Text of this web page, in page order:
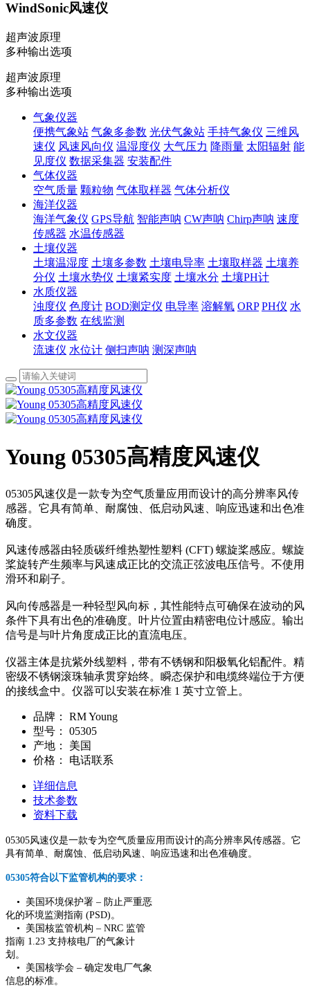
WindSonic风速仪
超声波原理
多种输出选项
超声波原理
多种输出选项
气象仪器
便携气象站 气象多参数 光伏气象站 手持气象仪 三维风
速仪 风速风向仪 温湿度仪 大气压力 降雨量 太阳辐射 能
见度仪 数据采集器 安装配件
气体仪器
空气质量 颗粒物 气体取样器 气体分析仪
海洋仪器
海洋气象仪 GPS导航 智能声呐 CW声呐 Chirp声呐 速度
传感器 水温传感器
土壤仪器
土壤温湿度 土壤多参数 土壤电导率 土壤取样器 土壤养
分仪 土壤水势仪 土壤紧实度 土壤水分 土壤PH计
水质仪器
浊度仪 色度计 BOD测定仪 电导率 溶解氧 ORP PH仪 水
质多参数 在线监测
水文仪器
流速仪 水位计 侧扫声呐 测深声呐
Young 05305高精度风速仪
05305风速仪是一款专为空气质量应用而设计的高分辨率风传
感器。它具有简单、耐腐蚀、低启动风速、响应迅速和出色准
确度。
风速传感器由轻质碳纤维热塑性塑料 (CFT) 螺旋桨感应。螺旋
桨旋转产生频率与风速成正比的交流正弦波电压信号。不使用
滑环和刷子。
风向传感器是一种轻型风向标，其性能特点可确保在波动的风
条件下具有出色的准确度。叶片位置由精密电位计感应。输出
信号是与叶片角度成正比的直流电压。
仪器主体是抗紫外线塑料，带有不锈钢和阳极氧化铝配件。精
密级不锈钢滚珠轴承贯穿始终。瞬态保护和电缆终端位于方便
的接线盒中。仪器可以安装在标准 1 英寸立管上。
品牌：
RM Young
型号：
05305
产地：
美国
价格：
电话联系
详细信息
技术参数
资料下载
05305风速仪是一款专为空气质量应用而设计的高分辨率风传感器。它
具有简单、耐腐蚀、低启动风速、响应迅速和出色准确度。
05305符合以下监管机构的要求：
• 美国环境保护署 – 防止严重恶
化的环境监测指南 (PSD)。
• 美国核监管机构 – NRC 监管
指南 1.23 支持核电厂的气象计
划。
• 美国核学会 – 确定发电厂气象
信息的标准。